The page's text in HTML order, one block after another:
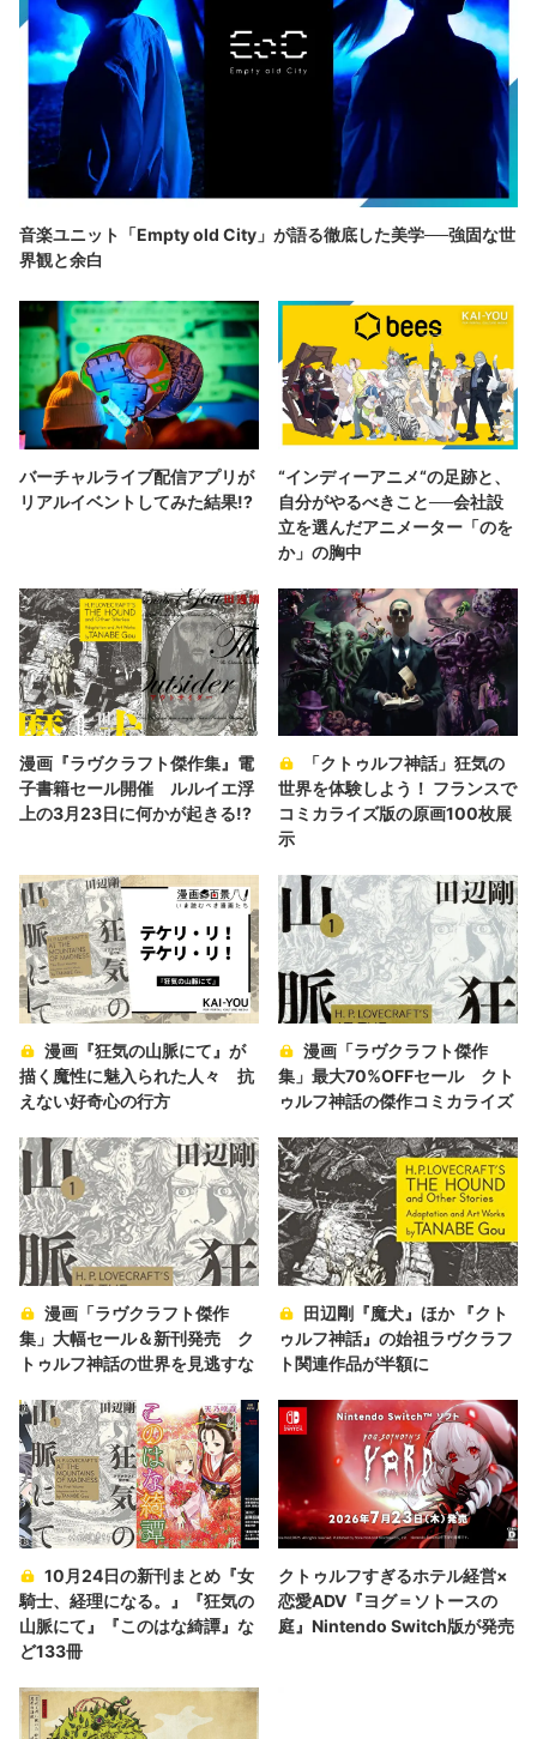
音楽ユニット「Empty old City」が語る徹底した美学──強固な世
界観と余白
バーチャルライブ配信アプリが
リアルイベントしてみた結果!?
“インディーアニメ“の足跡と、
自分がやるべきこと──会社設
立を選んだアニメーター「のを
か」の胸中
漫画『ラヴクラフト傑作集』電
子書籍セール開催 ルルイエ浮
上の3月23日に何かが起きる!?
「クトゥルフ神話」狂気の
世界を体験しよう！ フランスで
コミカライズ版の原画100枚展
示
漫画『狂気の山脈にて』が
描く魔性に魅入られた人々 抗
えない好奇心の行方
漫画「ラヴクラフト傑作
集」最大70%OFFセール クト
ゥルフ神話の傑作コミカライズ
漫画「ラヴクラフト傑作
集」大幅セール＆新刊発売 ク
トゥルフ神話の世界を見逃すな
田辺剛『魔犬』ほか 『クト
ゥルフ神話』の始祖ラヴクラフ
ト関連作品が半額に
10月24日の新刊まとめ『女
騎士、経理になる。』『狂気の
山脈にて』『このはな綺譚』な
ど133冊
クトゥルフすぎるホテル経営×
恋愛ADV『ヨグ＝ソトースの
庭』Nintendo Switch版が発売